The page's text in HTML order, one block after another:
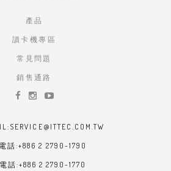
產品
讀卡機專區
常見問題
銷售通路
話:+886 2 2790-1790
話:+886 2 2790-1770